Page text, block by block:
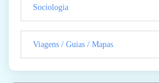
Sociologia
Viagens / Guias / Mapas